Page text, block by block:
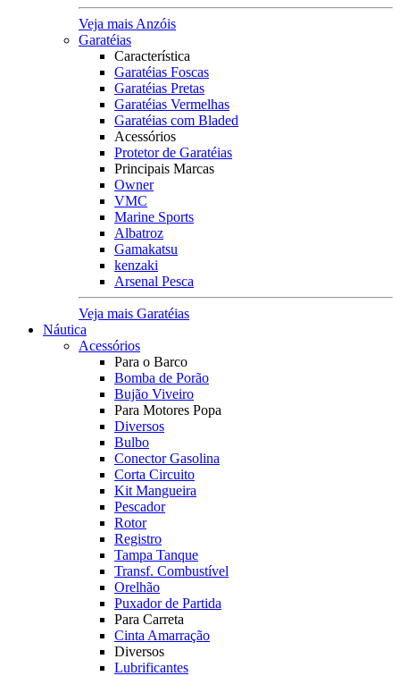
Veja mais Anzóis
Garatéias
Característica
Garatéias Foscas
Garatéias Pretas
Garatéias Vermelhas
Garatéias com Bladed
Acessórios
Protetor de Garatéias
Principais Marcas
Owner
VMC
Marine Sports
Albatroz
Gamakatsu
kenzaki
Arsenal Pesca
Veja mais Garatéias
Náutica
Acessórios
Para o Barco
Bomba de Porão
Bujão Viveiro
Para Motores Popa
Diversos
Bulbo
Conector Gasolina
Corta Circuito
Kit Mangueira
Pescador
Rotor
Registro
Tampa Tanque
Transf. Combustível
Orelhão
Puxador de Partida
Para Carreta
Cinta Amarração
Diversos
Lubrificantes